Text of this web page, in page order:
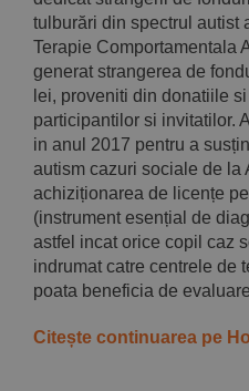
tulburări din spectrul autist
Terapie Comportamentala
generat strangerea de
lei, proveniti din donatiile
participantilor si invitatilor.
in anul 2017 pentru a
autism cazuri sociale de la
achiziționarea de licențe
(instrument esențial de
astfel incat orice copil caz
indrumat catre centrele de
poata beneficia de
Citește continuarea pe